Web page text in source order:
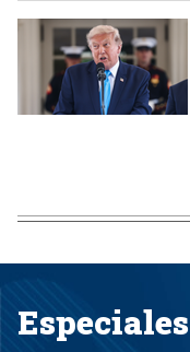
Especiales